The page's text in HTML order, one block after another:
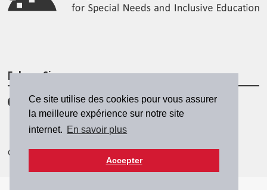
Ce site utilise des cookies pour vous assurer
la meilleure expérience sur notre site
internet. En savoir plus
Accepter
Folgen Sie uns
© 2026 SZH/CSPS|csps@csps.ch